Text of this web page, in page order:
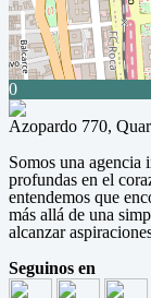
0
Azopardo 770,
Somos una
profundas en el
entendemos que
más allá de una
alcanzar
Seguinos en